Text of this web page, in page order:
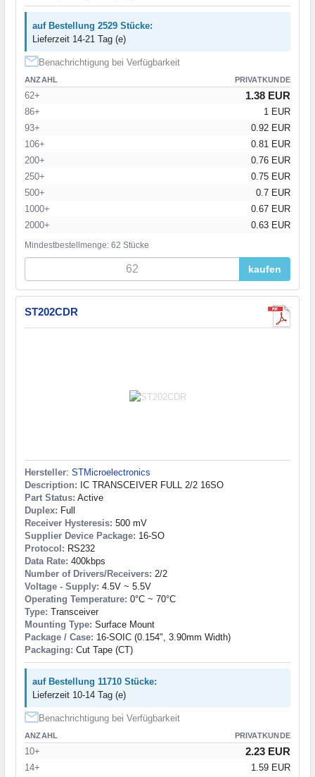
auf Bestellung 2529 Stücke:
Lieferzeit 14-21 Tag (e)
Benachrichtigung bei Verfügbarkeit
ANZAHL PRIVATKUNDE
62+ 1.38 EUR
86+
1 EUR
93+
0.92 EUR
106+
0.81 EUR
200+
0.76 EUR
250+
0.75 EUR
500+
0.7 EUR
1000+
0.67 EUR
2000+
0.63 EUR
Mindestbestellmenge: 62 Stücke
kaufen
ST202CDR
Hersteller: STMicroelectronics
Description: IC TRANSCEIVER FULL 2/2 16SO
Part Status: Active
Duplex: Full
Receiver Hysteresis: 500 mV
Supplier Device Package: 16-SO
Protocol: RS232
Data Rate: 400kbps
Number of Drivers/Receivers: 2/2
Voltage - Supply: 4.5V ~ 5.5V
Operating Temperature: 0°C ~ 70°C
Type: Transceiver
Mounting Type: Surface Mount
Package / Case: 16-SOIC (0.154", 3.90mm Width)
Packaging: Cut Tape (CT)
auf Bestellung 11710 Stücke:
Lieferzeit 10-14 Tag (e)
Benachrichtigung bei Verfügbarkeit
ANZAHL PRIVATKUNDE
10+ 2.23 EUR
14+
1.59 EUR